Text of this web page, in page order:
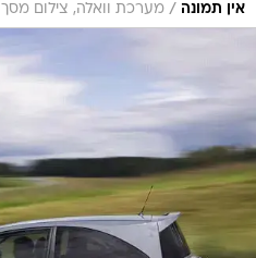
אין תמונה / מערכת וואלה, צילום מסך